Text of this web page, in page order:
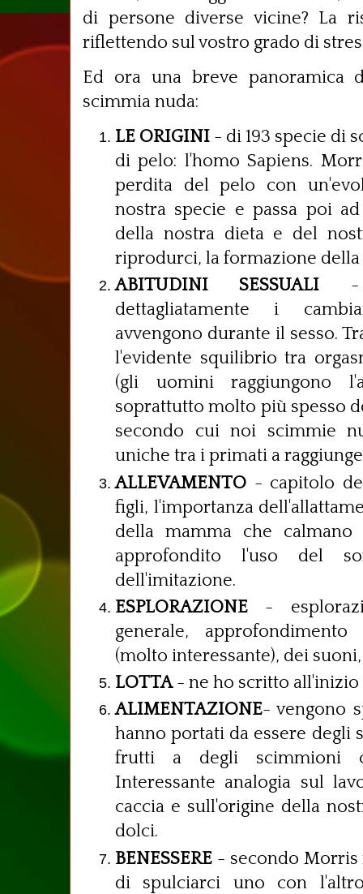
di persone diverse vicine? La
riflettendo sul vostro grado di
Ed ora una breve
scimmia nuda:
LE ORIGINI - di 193 specie di
di pelo: l'homo Sapiens.
perdita del pelo con
nostra specie e passa poi
della nostra dieta e del
riprodurci, la formazione
ABITUDINI SESSUALI -
dettagliatamente i
avvengono durante il sesso.
l'evidente squilibrio tra
(gli uomini raggiungono
soprattutto molto più spesso
secondo cui noi scimmie
uniche tra i primati a
ALLEVAMENTO - capitolo
figli, l'importanza
della mamma che
approfondito l'uso del
dell'imitazione.
ESPLORAZIONE -
generale,
(molto interessante), dei
LOTTA- ne ho scritto all'inizio
ALIMENTAZIONE- vengono
hanno portati da essere
frutti a degli scimmioni
Interessante analogia sul
caccia e sull'origine della
dolci.
BENESSERE - secondo Morris
di spulciarci uno con